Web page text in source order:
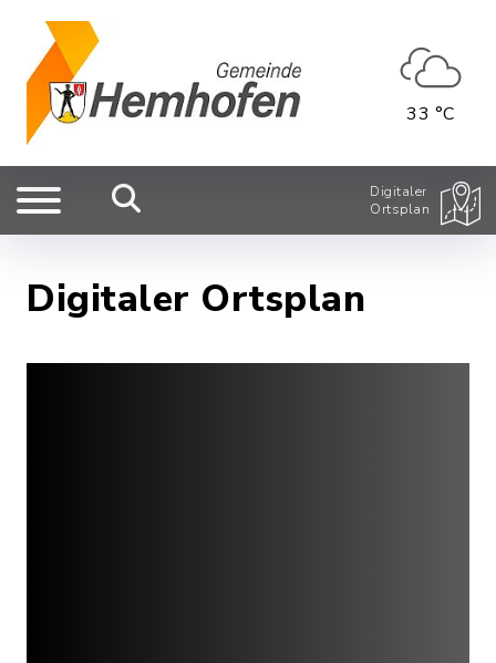
33 °C
Digitaler
Ortsplan
Digitaler Ortsplan